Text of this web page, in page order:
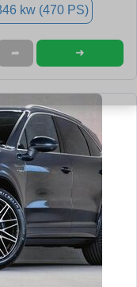
kw (470 PS)
➦ ➜